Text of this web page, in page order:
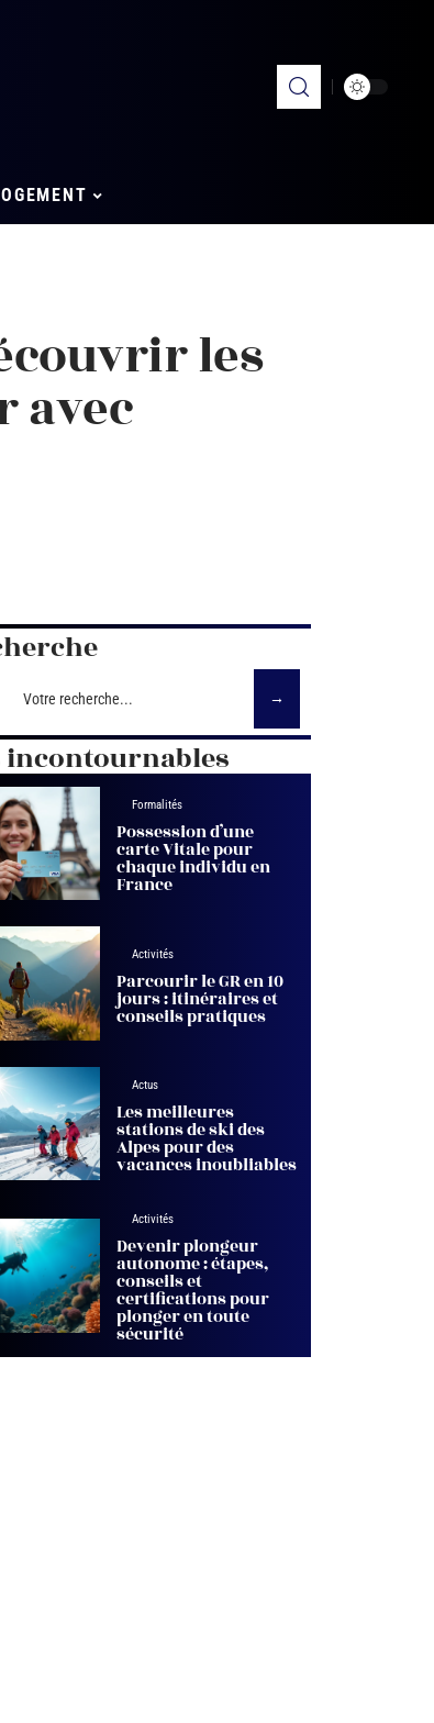
les
avec
incontournables
Formalités
Possession d’une
carte Vitale pour
chaque individu en
France
Activités
Parcourir le GR en 10
jours : itinéraires et
conseils pratiques
Actus
Les meilleures
stations de ski des
Alpes pour des
vacances inoubliables
Activités
Devenir plongeur
autonome : étapes,
conseils et
certifications pour
plonger en toute
sécurité